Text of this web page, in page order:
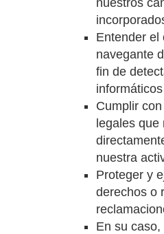
nuestros
Entender el
navegante
fin de
Cumplir
legales que
nuestra
Proteger y
derechos o
En su